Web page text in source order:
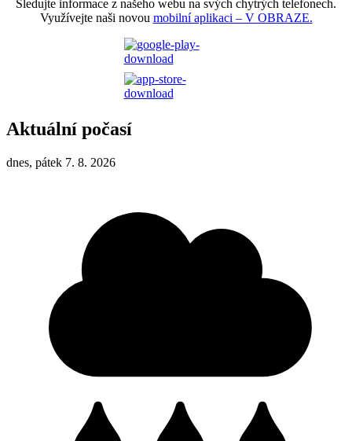
Sledujte informace z našeho webu na svých chytrých telefonech.
Využívejte naši novou mobilní aplikaci – V OBRAZE.
Aktuální počasí
dnes, pátek 7. 8. 2026